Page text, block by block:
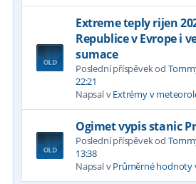
Extreme teply rijen
Republice v Evrope i
sumace
Poslední příspěvek od
22:21
Napsal vExtrémy v
Ogimet vypis stanic
Poslední příspěvek od
13:38
Napsal vPrůměrné hodnoty